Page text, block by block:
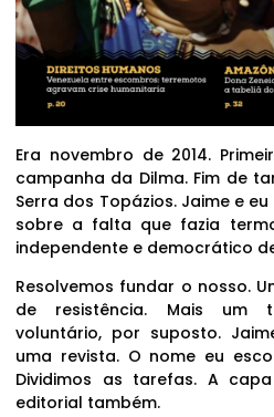
Era novembro de 2014.
campanha da Dilma. Fim de
Serra dos Topázios. Jaime e
sobre a falta que fazia
independente e democrático
Resolvemos fundar o nosso.
de resistência. Mais um
voluntário, por suposto.
uma revista. O nome eu
Dividimos as tarefas. A
editorial também.